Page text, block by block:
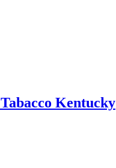
Kentucky